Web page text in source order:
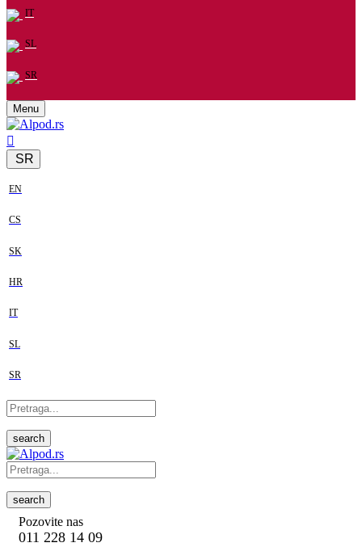
IT
SL
SR
Menu
SR
EN
CS
SK
HR
IT
SL
SR
search
search
Pozovite nas
011 228 14 09